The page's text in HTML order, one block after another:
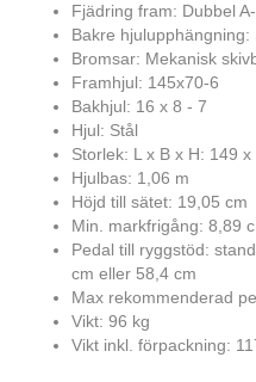
Fjädring fram: Dubbel
Bakre hjulupphängning:
Bromsar: Mekanisk
Framhjul: 145x70-6
Bakhjul: 16 x 8 - 7
Hjul: Stål
Storlek: L x B x H: 149
Hjulbas: 1,06 m
Höjd till sätet: 19,05 cm
Min. markfrigång: 8,89
Pedal till ryggstöd:
cm eller 58,4 cm
Max rekommenderad
Vikt: 96 kg
Vikt inkl. förpackning: